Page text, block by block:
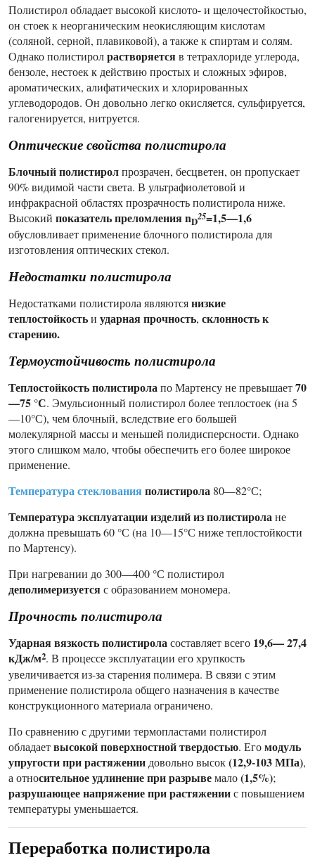
Полистирол обладает высокой кислото- и щелочестойкостью,
он стоек к неорганическим неокисляющим кислотам
(соляной, серной, плавиковой), а также к спиртам и солям.
Однако полистиролрастворяетсяв тетрахлориде углерода,
бензоле, нестоек к действию простых и сложных эфиров,
ароматических, алифатических и хлорированных
углеводородов. Он довольно легко окисляется, сульфируется,
галогенируется, нитруется.
Оптические свойства полистирола
Блочный полистиролпрозрачен, бесцветен, он пропускает
90% видимой части света. В ультрафиолетовой и
инфракрасной областях прозрачность полистирола ниже.
Высокий показатель преломления nD25=1,5—1,6
обусловливает применение блочного полистирола для
изготовления оптических стекол.
Недостатки полистирола
Недостатками полистирола являютсянизкие
теплостойкостьи ударная прочность, склонность к
старению.
Термоустойчивость полистирола
Теплостойкость полистиролапо Мартенсу не превышает70
—75 °С. Эмульсионный полистирол более теплостоек (на 5
—10°С), чем блочный, вследствие его большей
молекулярной массы и меньшей полидисперсности. Однако
этого слишком мало, чтобы обеспечить его более широкое
применение.
Температура стеклованияполистирола 80—82°С;
Температура эксплуатации изделий из полистиролане
должна превышать 60 °С (на 10—15°С ниже теплостойкости
по Мартенсу).
При нагревании до 300—400 °С полистирол
деполимеризуетсяс образованием мономера.
Прочность полистирола
Ударная вязкость полистироласоставляет всего 19,6— 27,4
кДж/м2. В процессе эксплуатации его хрупкость
увеличивается из-за старения полимера. В связи с этим
применение полистирола общего назначения в качестве
конструкционного материала ограничено.
По сравнению с другими термопластами полистирол
обладаетвысокой поверхностной твердостью. Егомодуль
упругости при растяжении довольно высок(12,9-103 МПа),
а относительное удлинение при разрывемало(1,5%);
разрушающее напряжение при растяжениис повышением
температуры уменьшается.
Переработка полистирола